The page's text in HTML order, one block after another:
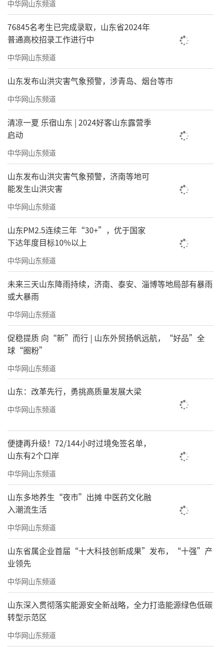
中华网山东频道
76845名考生已完成录取，山东省2024年
普通高校招录工作进行中
中华网山东频道
山东发布山洪灾害气象预警，涉青岛、烟台等市
中华网山东频道
清凉一夏 乐宿山东 | 2024好客山东露营季
启动
中华网山东频道
山东发布山洪灾害气象预警，济南等地可
能发生山洪灾害
中华网山东频道
山东PM2.5连续三年“30+”，优于国家
下达年度目标10%以上
中华网山东频道
未来三天山东降雨持续，济南、泰安、淄博等地局部有暴雨
或大暴雨
中华网山东频道
促稳提质 向“新”而行 | 山东外贸扬帆远航，“好品”全
球“圈粉”
中华网山东频道
山东：改革先行，勇挑高质量发展大梁
中华网山东频道
便捷再升级！72/144小时过境免签名单，
山东有2个口岸
中华网山东频道
山东多地养生“夜市”出摊 中医药文化融
入潮流生活
中华网山东频道
山东省属企业首届“十大科技创新成果”发布，“十强”产
业领先
中华网山东频道
山东深入贯彻落实能源安全新战略，全力打造能源绿色低碳
转型示范区
中华网山东频道